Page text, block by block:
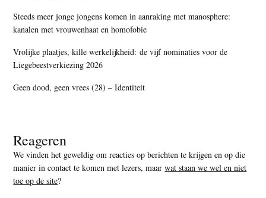
Steeds meer jonge jongens komen in aanraking met manosphere:
kanalen met vrouwenhaat en homofobie
Vrolijke plaatjes, kille werkelijkheid: de vijf nominaties voor de
Liegebeestverkiezing 2026
Geen dood, geen vrees (28) – Identiteit
Reageren
We vinden het geweldig om reacties op berichten te krijgen en op die
manier in contact te komen met lezers, maarwat staan we wel en niet
toe op de site?